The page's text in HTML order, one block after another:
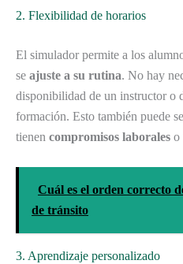
2. Flexibilidad de horarios
El simulador permite a los
se ajuste a su rutina. No hay
disponibilidad de un instructor o
formación. Esto también puede
tienen compromisos laborales o
Cuál es el orden correcto
de tránsito
3. Aprendizaje personalizado